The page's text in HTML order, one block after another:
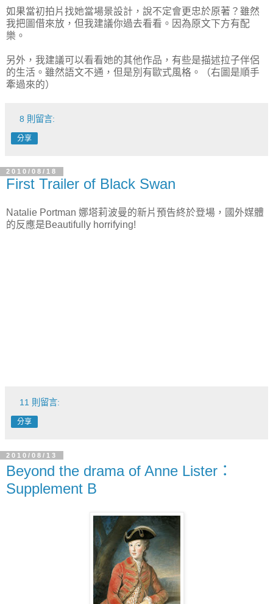
如果當初拍片找她當場景設計，說不定會更忠於原著？雖然
我把圖借來放，但我建議你過去看看。因為原文下方有配
樂。
另外，我建議可以看看她的其他作品，有些是描述拉子伴侶
的生活。雖然語文不通，但是別有歐式風格。（右圖是順手
牽過來的）
8 則留言:
分享
2010/08/18
First Trailer of Black Swan
Natalie Portman 娜塔莉波曼的新片預告終於登場，國外媒體
的反應是Beautifully horrifying!
11 則留言:
分享
2010/08/13
Beyond the drama of Anne Lister：
Supplement B